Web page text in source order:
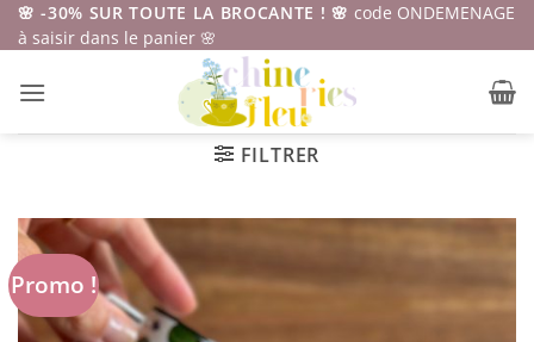
Passer
au
🌸 -30% SUR TOUTE LA BROCANTE ! 🌸 code ONDEMENAGE
à saisir dans le panier 🌸
FILTRER
Promo !